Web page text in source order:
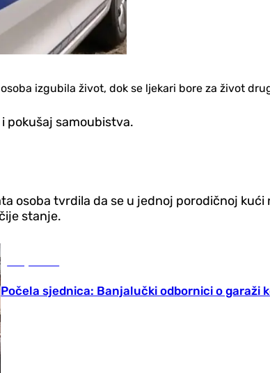
izgubila život, dok se ljekari bore za život
pokušaj samoubistva.
osoba tvrdila da se u jednoj porodičnoj
stanje.
Počela sjednica: Banjalučki odbornici o garaži